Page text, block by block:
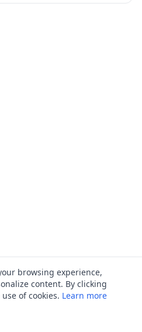
und sabotiert die
browsing experience,
content. By clicking
of cookies. Learn more